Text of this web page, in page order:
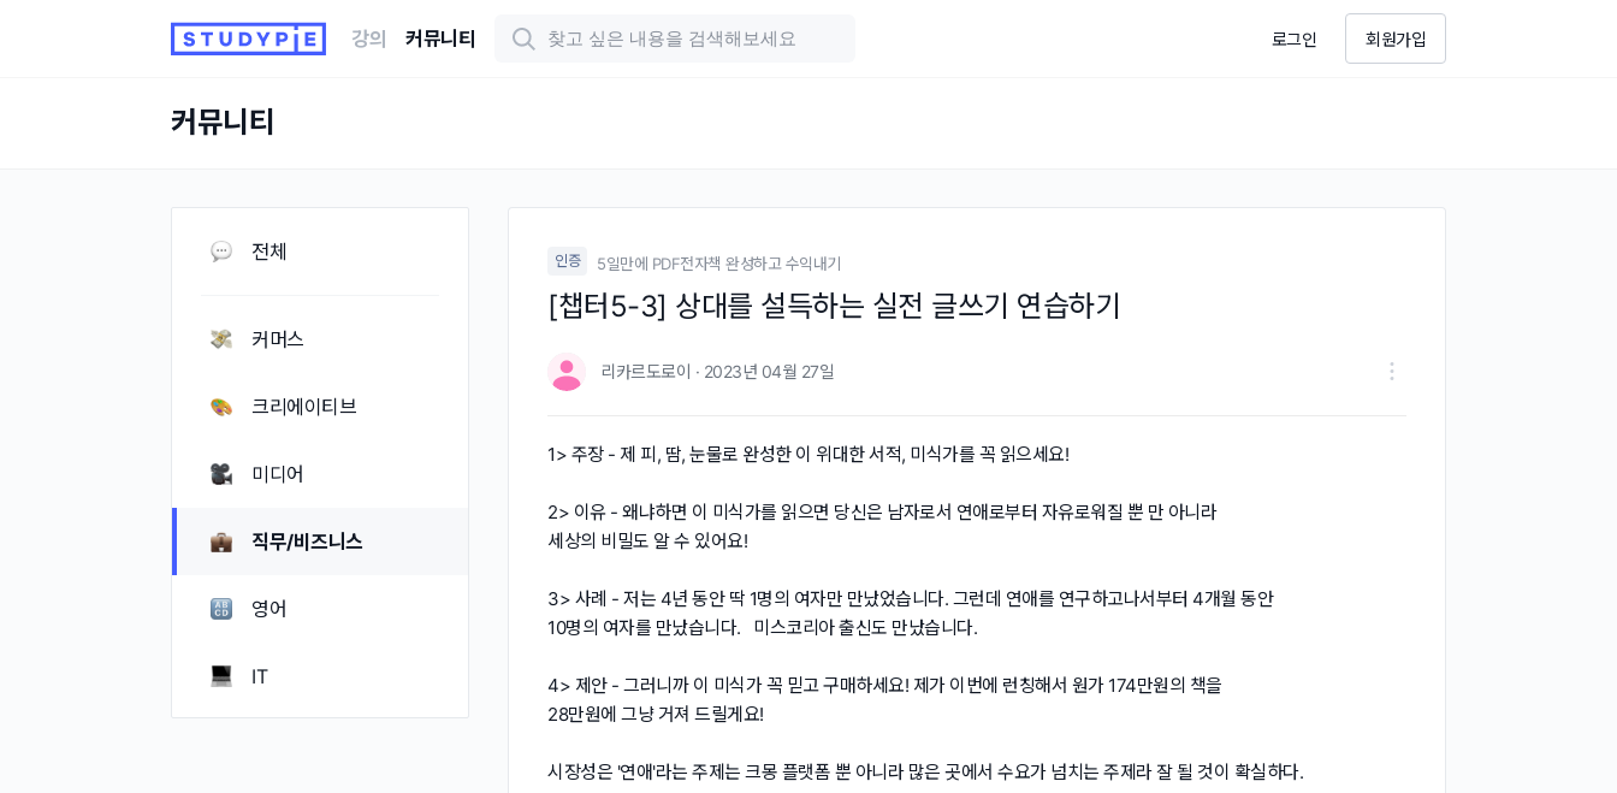
강의 커뮤니티 로그인 회원가입
커뮤니티
전체
커머스
크리에이티브
미디어
직무/비즈니스
영어
IT
인증 5일만에 PDF전자책 완성하고 수익내기
[챕터5-3] 상대를 설득하는 실전 글쓰기 연습하기
리카르도로이 · 2023년 04월 27일
1> 주장 - 제 피, 땀, 눈물로 완성한 이 위대한 서적, 미식가를 꼭 읽으세요!
2> 이유 - 왜냐하면 이 미식가를 읽으면 당신은 남자로서 연애로부터 자유로워질 뿐 만 아니라
세상의 비밀도 알 수 있어요!
3> 사례 - 저는 4년 동안 딱 1명의 여자만 만났었습니다. 그런데 연애를 연구하고나서부터 4개월 동안
10명의 여자를 만났습니다. 미스코리아 출신도 만났습니다.
4> 제안 - 그러니까 이 미식가 꼭 믿고 구매하세요! 제가 이번에 런칭해서 원가 174만원의 책을
28만원에 그냥 거져 드릴게요!
시장성은 '연애'라는 주제는 크몽 플랫폼 뿐 아니라 많은 곳에서 수요가 넘치는 주제라 잘 될 것이 확실하다.